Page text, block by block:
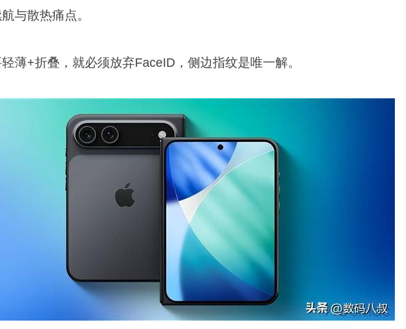
与散热痛点。
薄+折叠，就必须放弃FaceID，侧边指纹是唯一解。